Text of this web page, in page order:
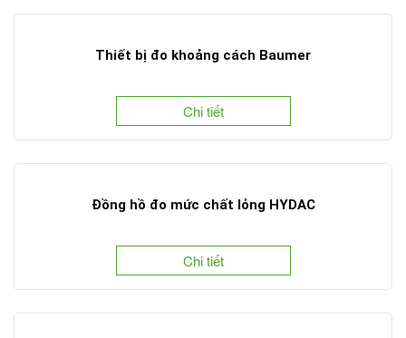
Thiết bị đo khoảng cách Baumer
Chi tiết
Đồng hồ đo mức chất lỏng HYDAC
Chi tiết